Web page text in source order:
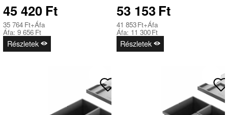
45 420Ft
35 764 Ft+Áfa
Áfa: 9 656 Ft
Részletek
53 153Ft
41 853Ft+Áfa
Áfa: 11 300Ft
Részletek